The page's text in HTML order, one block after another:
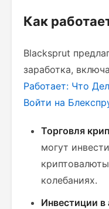
Как
Blacksprut
заработка,
Работает: Что
Войти на
Торговля
могут
колебаниях.
Инвестиции в